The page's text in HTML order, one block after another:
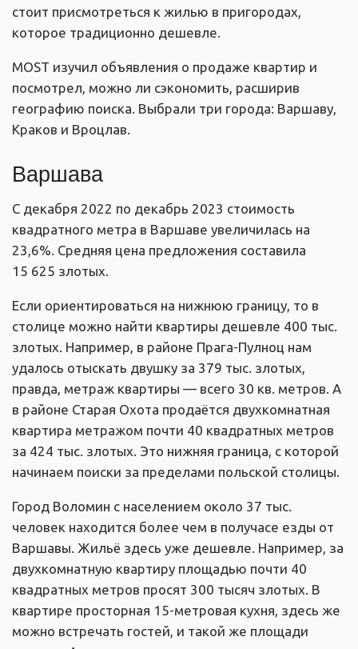
стоит присмотреться к жилью в пригородах,
которое традиционно дешевле.
MOST изучил объявления о продаже квартир и
посмотрел, можно ли сэкономить, расширив
географию поиска. Выбрали три города: Варшаву,
Краков и Вроцлав.
Варшава
С декабря 2022 по декабрь 2023 стоимость
квадратного метра в Варшаве увеличилась на
23,6%. Средняя цена предложения составила
15 625 злотых.
Если ориентироваться на нижнюю границу, то в
столице можно найти квартиры дешевле 400 тыс.
злотых. Например, в районе Прага-Пулноц нам
удалось отыскать двушку за 379 тыс. злотых,
правда, метраж квартиры — всего 30 кв. метров. А
в районе Старая Охота продаётся двухкомнатная
квартира метражом почти 40 квадратных метров
за 424 тыс. злотых. Это нижняя граница, с которой
начинаем поиски за пределами польской столицы.
Город Воломин с населением около 37 тыс.
человек находится более чем в получасе езды от
Варшавы. Жильё здесь уже дешевле. Например, за
двухкомнатную квартиру площадью почти 40
квадратных метров просят 300 тысяч злотых. В
квартире просторная 15-метровая кухня, здесь же
можно встречать гостей, и такой же площади